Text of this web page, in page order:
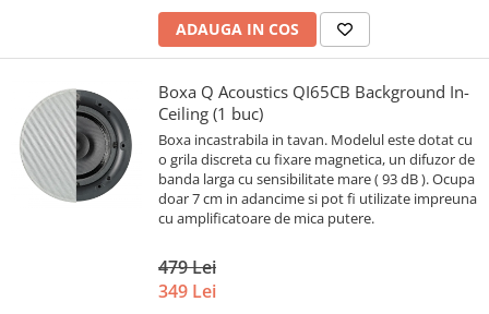
ADAUGA IN COS
Boxa Q Acoustics QI65CB Background In-
Ceiling (1 buc)
Boxa incastrabila in tavan. Modelul este dotat cu
o grila discreta cu fixare magnetica, un difuzor de
banda larga cu sensibilitate mare ( 93 dB ). Ocupa
doar 7 cm in adancime si pot fi utilizate impreuna
cu amplificatoare de mica putere.
479 Lei
349 Lei